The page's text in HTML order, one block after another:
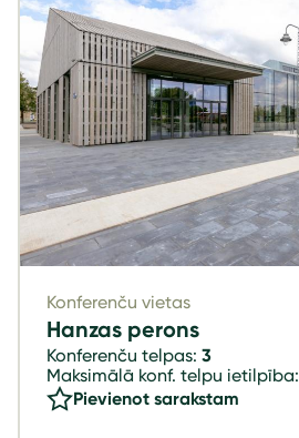
Konferenču vietas
Hanzas perons
Konferenču telpas: 3
Maksimālā konf. telpu ietilpība:
Pievienot sarakstam